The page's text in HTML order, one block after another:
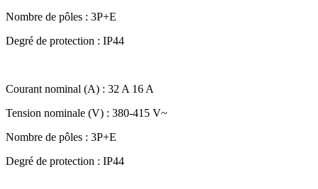
Nombre de pôles : 3P+E
Degré de protection : IP44
Courant nominal (A) : 32 A 16 A
Tension nominale (V) : 380-415 V~
Nombre de pôles : 3P+E
Degré de protection : IP44